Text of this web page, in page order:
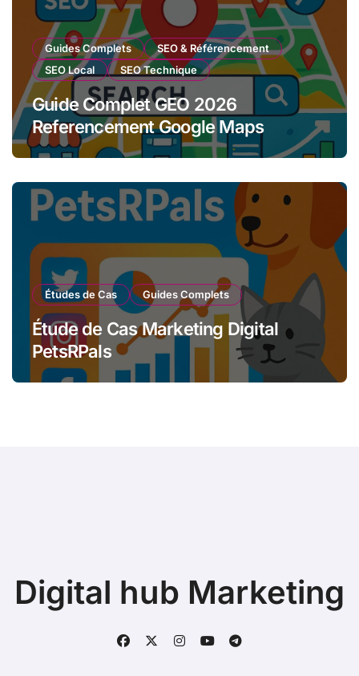
Guides Complets
SEO & Référencement
SEO Local
SEO Technique
Guide Complet GEO 2026
Referencement Google Maps
Études de Cas Guides Complets
Étude de Cas Marketing Digital
PetsRPals
Digital hub Marketing